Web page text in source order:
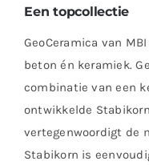
Een topcollectie
GeoCeramica van
beton én keramiek.
combinatie van een
ontwikkelde
vertegenwoordigt de
Stabikorn is